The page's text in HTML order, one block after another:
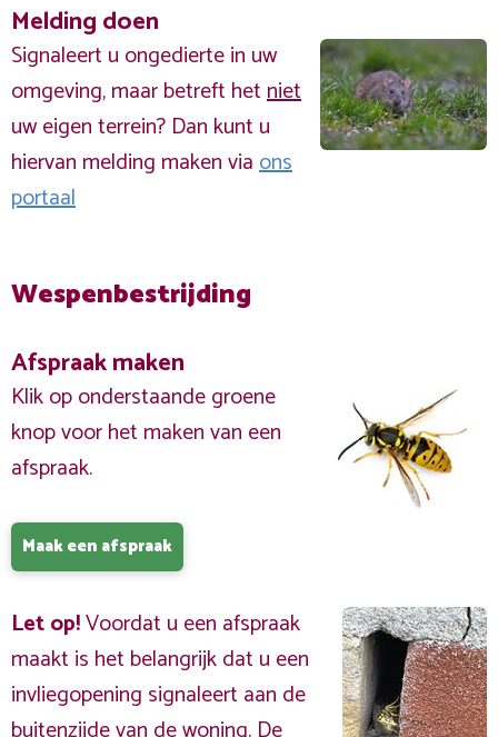
Melding doen
Signaleert u ongedierte in uw
omgeving, maar betreft hetniet
uw eigen terrein? Dan kunt u
hiervan melding maken viaons
portaal
Wespenbestrijding
Afspraak maken
Klik op onderstaande groene
knop voor het maken van een
afspraak.
Maak een afspraak
Let op!Voordat u een afspraak
maakt is het belangrijk dat u een
invliegopening signaleert aan de